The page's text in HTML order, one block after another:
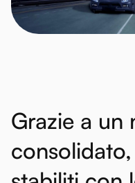
Grazie a un
consolidato,